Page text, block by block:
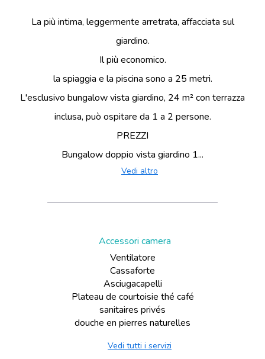
La più intima, leggermente arretrata, affacciata sul
giardino.
Il più economico.
la spiaggia e la piscina sono a 25 metri.
L'esclusivo bungalow vista giardino, 24 m² con terrazza
inclusa, può ospitare da 1 a 2 persone.
PREZZI
Bungalow doppio vista giardino 1...
Vedi altro
Accessori camera
Ventilatore
Cassaforte
Asciugacapelli
Plateau de courtoisie thé café
sanitaires privés
douche en pierres naturelles
Vedi tutti i servizi